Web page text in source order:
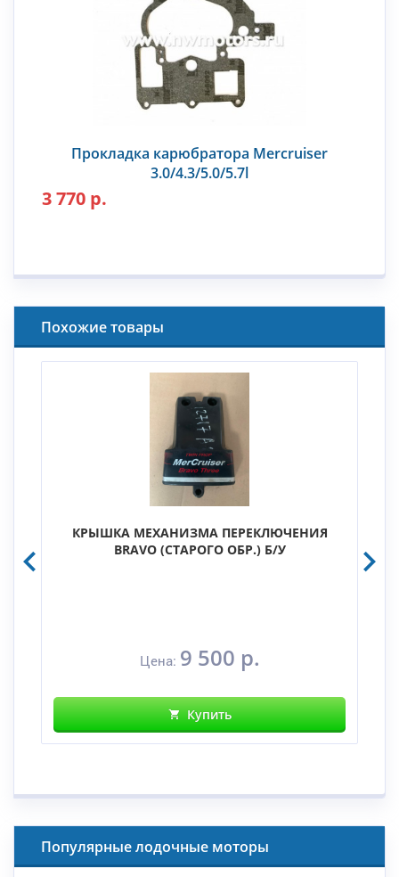
Прокладка карюбратора Mercruiser
3.0/4.3/5.0/5.7l
3 770 р.
Похожие товары
КРЫШКА МЕХАНИЗМА ПЕРЕКЛЮЧЕНИЯ
BRAVO (СТАРОГО ОБР.) Б/У
Цена: 9 500 р.
Купить
Популярные лодочные моторы